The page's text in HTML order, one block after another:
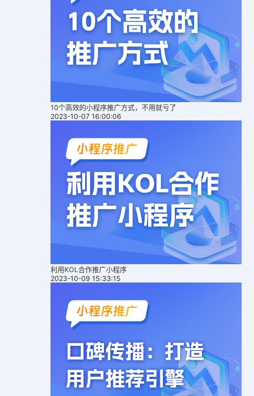
10个高效的小程序推广方式，不用就亏了
2023-10-07 16:00:06
利用KOL合作推广小程序
2023-10-09 15:33:15